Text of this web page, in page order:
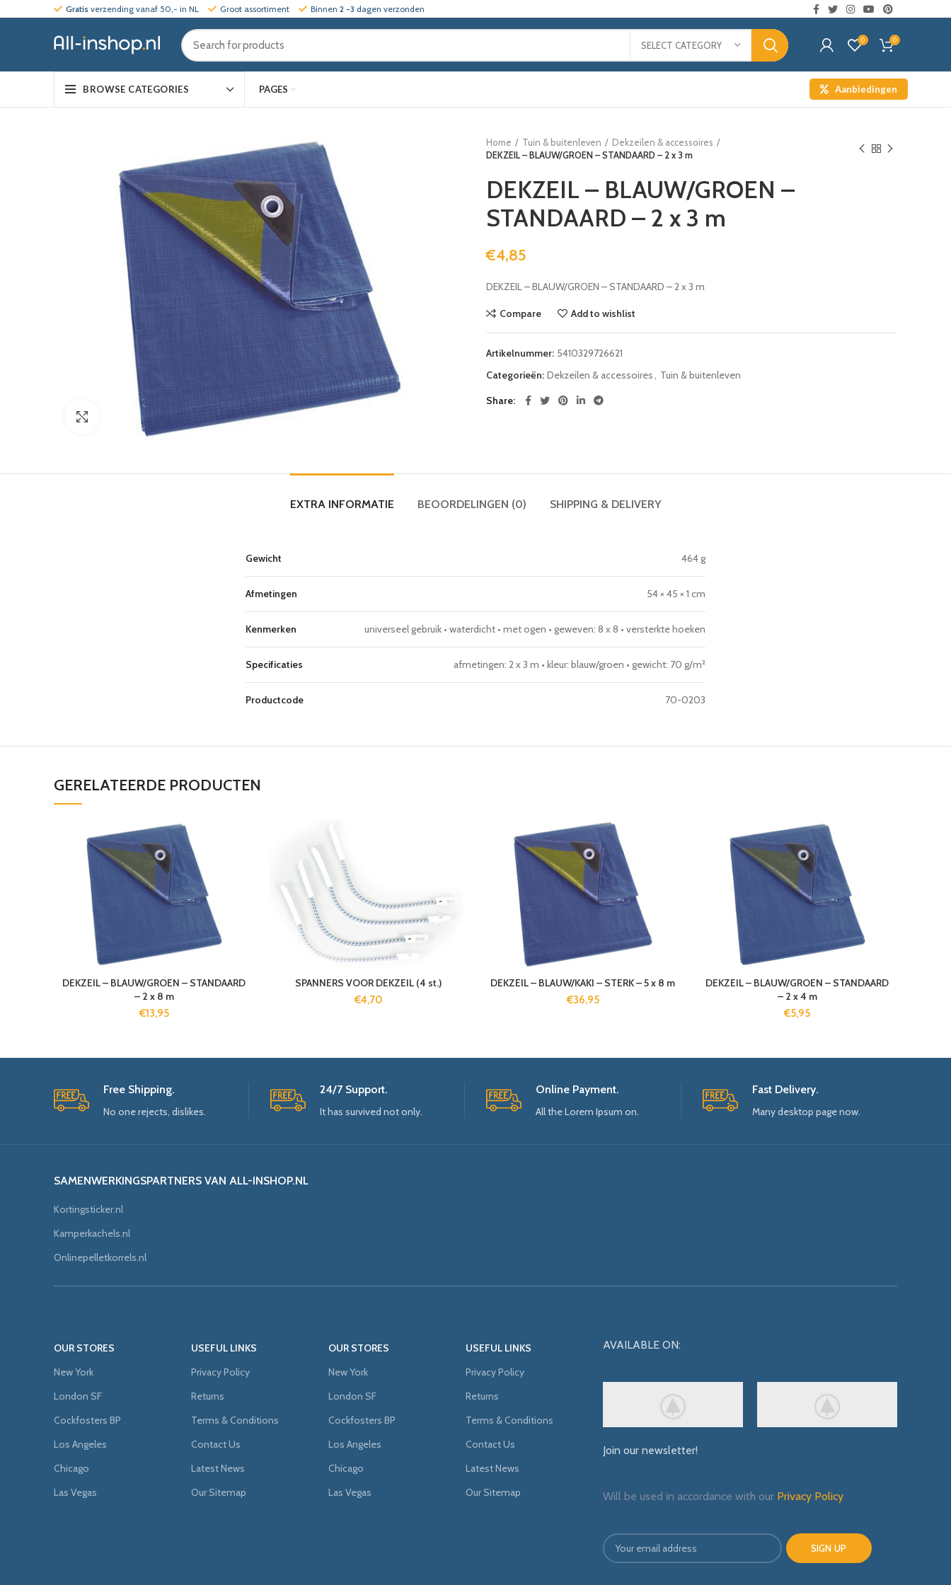
Gratis verzending vanaf 50,- in NL Groot assortiment Binnen 2 -3 dagen verzonden
SELECT CATEGORY 0 0
BROWSE CATEGORIES PAGES Aanbiedingen
Click to enlarge
Home Tuin & buitenleven
Dekzeilen & accessoires
DEKZEIL – BLAUW/GROEN – STANDAARD – 2 x 3 m
DEKZEIL – BLAUW/GROEN –
STANDAARD – 2 x 3 m
€4,85
DEKZEIL – BLAUW/GROEN – STANDAARD – 2 x 3 m
Compare Add to wishlist
Artikelnummer: 5410329726621
Categorieën: Dekzeilen & accessoires, Tuin & buitenleven
Share
EXTRA INFORMATIE BEOORDELINGEN (0) SHIPPING & DELIVERY
Gewicht 464 g
Afmetingen 54 × 45 × 1 cm
Kenmerken universeel gebruik • waterdicht • met ogen • geweven: 8 x 8 • versterkte hoeken
Specificaties afmetingen: 2 x 3 m • kleur: blauw/groen • gewicht: 70 g/m²
Productcode 70-0203
GERELATEERDE PRODUCTEN
DEKZEIL – BLAUW/GROEN – STANDAARD
– 2 x 8 m
€13,95
SPANNERS VOOR DEKZEIL (4 st.)
€4,70
DEKZEIL – BLAUW/KAKI – STERK – 5 x 8 m
€36,95
DEKZEIL – BLAUW/GROEN – STANDAARD
– 2 x 4 m
€5,95
Free Shipping.
No one rejects, dislikes.
24/7 Support.
It has survived not only.
Online Payment.
All the Lorem Ipsum on.
Fast Delivery.
Many desktop page now.
SAMENWERKINGSPARTNERS VAN ALL-INSHOP.NL
Kortingsticker.nl
Kamperkachels.nl
Onlinepelletkorrels.nl
OUR STORES
New York
London SF
Cockfosters BP
Los Angeles
Chicago
Las Vegas
USEFUL LINKS
Privacy Policy
Returns
Terms & Conditions
Contact Us
Latest News
Our Sitemap
OUR STORES
New York
London SF
Cockfosters BP
Los Angeles
Chicago
Las Vegas
USEFUL LINKS
Privacy Policy
Returns
Terms & Conditions
Contact Us
Latest News
Our Sitemap
AVAILABLE ON:
Join our newsletter!
Will be used in accordance with our Privacy Policy